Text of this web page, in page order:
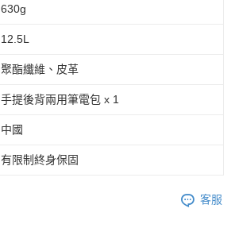
630g
12.5L
聚酯纖維、皮革
手提後背兩用筆電包 x 1
中國
有限制終身保固
客服